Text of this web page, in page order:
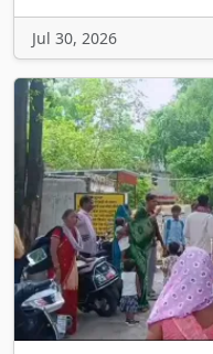
Jul 30, 2026